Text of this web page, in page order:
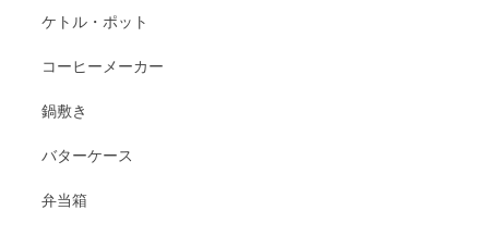
ケトル・ポット
コーヒーメーカー
鍋敷き
バターケース
弁当箱